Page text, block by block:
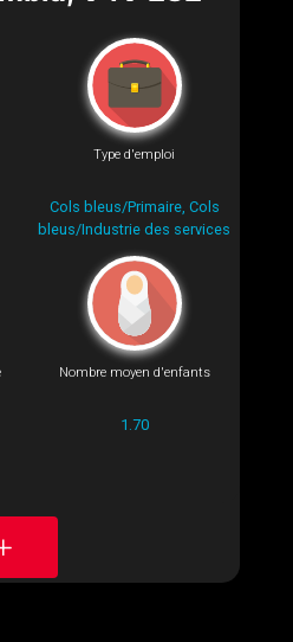
Type d'emploi
Cols bleus/Primaire, Cols
bleus/Industrie des services
Nombre moyen d'enfants
1.70